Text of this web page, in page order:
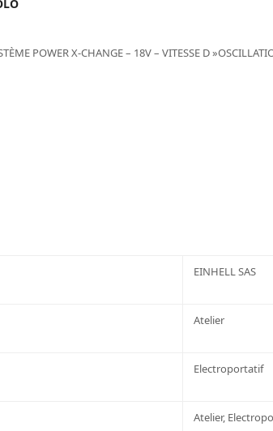
POWER X-CHANGE – 18V – VITESSE D
EINHELL SAS
Atelier
Electroportatif
Atelier,